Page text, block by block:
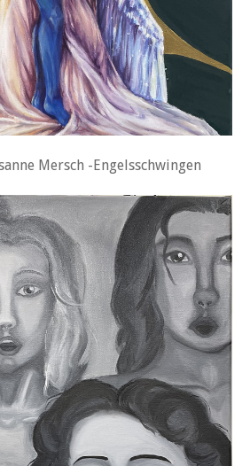
Mersch -Engelsschwingen